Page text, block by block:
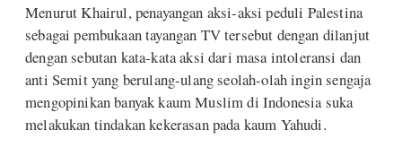
Menurut Khairul, penayangan aksi-aksi peduli Palestina
sebagai pembukaan tayangan TV tersebut dengan dilanjut
dengan sebutan kata-kata aksi dari masa intoleransi dan
anti Semit yang berulang-ulang seolah-olah ingin sengaja
mengopinikan banyak kaum Muslim di Indonesia suka
melakukan tindakan kekerasan pada kaum Yahudi.